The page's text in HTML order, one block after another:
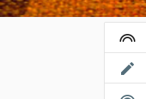
looks
edit